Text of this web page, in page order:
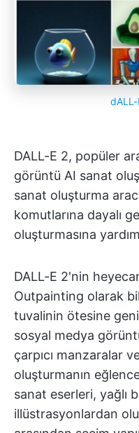
dALL-
DALL-E 2, popüler
görüntü AI sanat
sanat oluşturma
komutlarına dayalı
oluşturmasına
DALL-E 2'nin
Outpainting olarak
tuvalinin ötesine
sosyal medya
çarpıcı manzaralar
oluşturmanın
sanat eserleri, yağlı
illüstrasyonlardan